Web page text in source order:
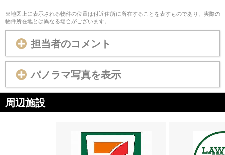
※地図上に表示される物件の位置は付近住所に所在することを表すものであり、実際の
物件所在地とは異なる場合がございます。
担当者のコメント
パノラマ写真を表示
周辺施設